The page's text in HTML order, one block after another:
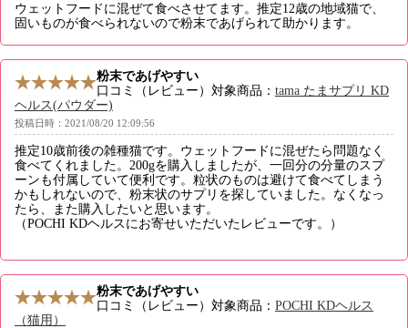
ウェットフードに混ぜて食べさせてます。推定12歳の地域猫で、
固いものが食べられないので粉末であげられて助かります。
粉末であげやすい
口コミ（レビュー）対象商品： tama たまサプリ KD
ヘルス(パウダー)
投稿日時：2021/08/20 12:09:56
推定10歳前後の雑種猫です。ウェットフードに混ぜたら問題なく
食べてくれました。200gを購入しましたが、一回分の分量のスプ
ーンも付属していて便利です。粒状のものは避けて食べてしまう
かもしれないので、粉末状のサプリを探していました。なくなっ
たら、また購入したいと思います。
（POCHI KDヘルスにお寄せいただいたレビューです。）
粉末であげやすい
口コミ（レビュー）対象商品： POCHI KDヘルス
（猫用）